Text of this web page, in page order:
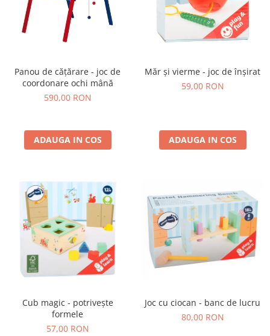
Panou de cățărare - joc de
coordonare ochi mână
590,00 RON
ADAUGA IN COS
Măr și vierme - joc de înșirat
59,00 RON
ADAUGA IN COS
Cub magic - potrivește
formele
57,00 RON
Joc cu ciocan - banc de lucru
80,00 RON